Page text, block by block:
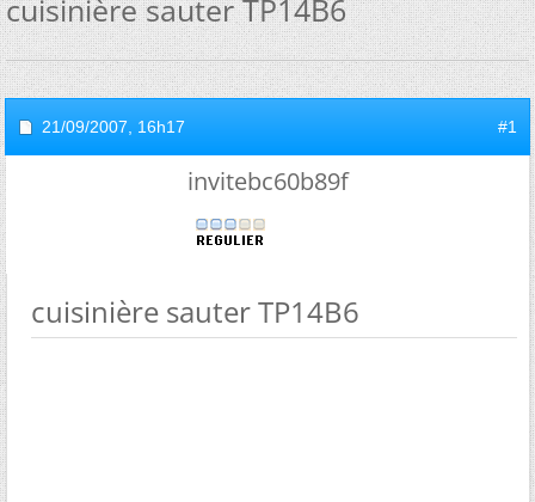
cuisinière sauter TP14B6
21/09/2007, 16h17 #1
invitebc60b89f
cuisinière sauter TP14B6